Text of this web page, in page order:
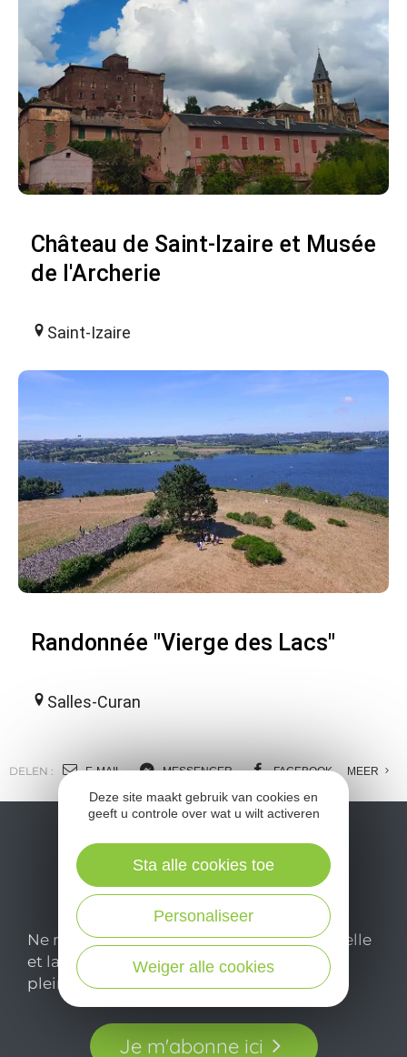
Château de Saint-Izaire et Musée
de l'Archerie
Saint-Izaire
Randonnée "Vierge des Lacs"
Salles-Curan
DELEN : E-MAIL MESSENGER FACEBOOK MEER
Ne manquez pas notre newsletter mensuelle
et laissez-vous inspirer pour profiter
pleinement de votre séjour en Aveyron.
Je m'abonne ici
Deze site maakt gebruik van cookies en
geeft u controle over wat u wilt activeren
Weiger alle cookies
Personaliseer
Sta alle cookies toe